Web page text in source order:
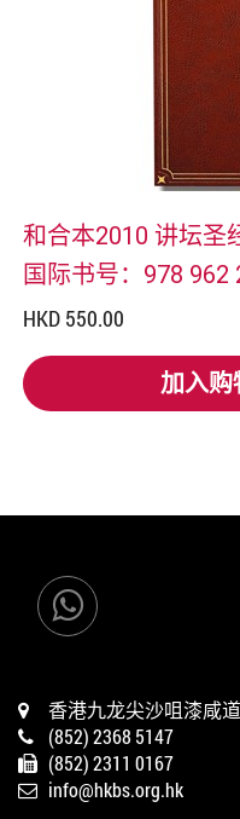
和合本2010 讲坛圣
国际书号：978 962
HKD 550.00
加入购
加入购物
香港九龙尖沙咀漆咸
(852) 2368 5147
(852) 2311 0167
info@hkbs.org.hk